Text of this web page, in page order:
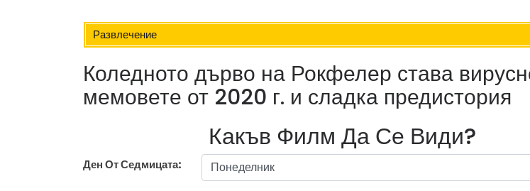
Развлечение
Коледното дърво на Рокфелер става
мемовете от 2020 г. и сладка предистория
Какъв Филм Да Се Види?
Ден От Седмицата: